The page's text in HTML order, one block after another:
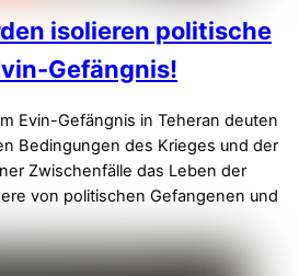
isolieren politische
Gefängnis!
Evin-Gefängnis in Teheran deuten
Bedingungen des Krieges und der
Zwischenfälle das Leben der
von politischen Gefangenen und